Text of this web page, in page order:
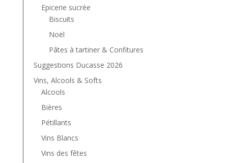
Epicerie sucrée
Biscuits
Noël
Pâtes à tartiner & Confitures
Suggestions Ducasse 2026
Vins, Alcools & Softs
Alcools
Bières
Pétillants
Vins Blancs
Vins des fêtes